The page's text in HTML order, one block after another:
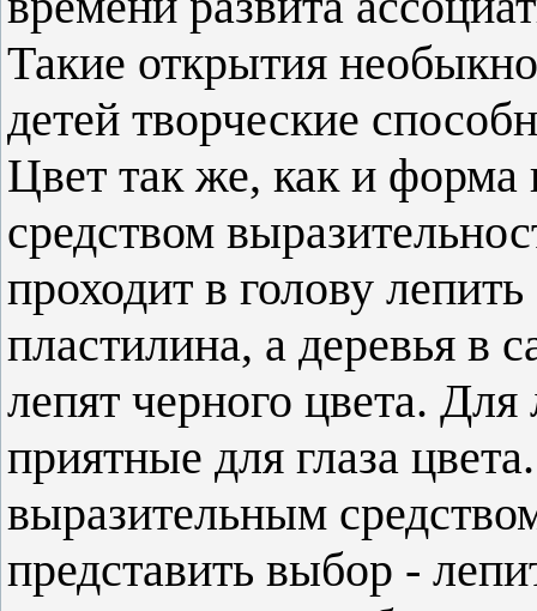
Такие открытия
детей творческие
Цвет так же, как и форма
средством
проходит в голову
пластилина, а деревья в
лепят черного цвета.
приятные для глаза
выразительным
представить выбор -